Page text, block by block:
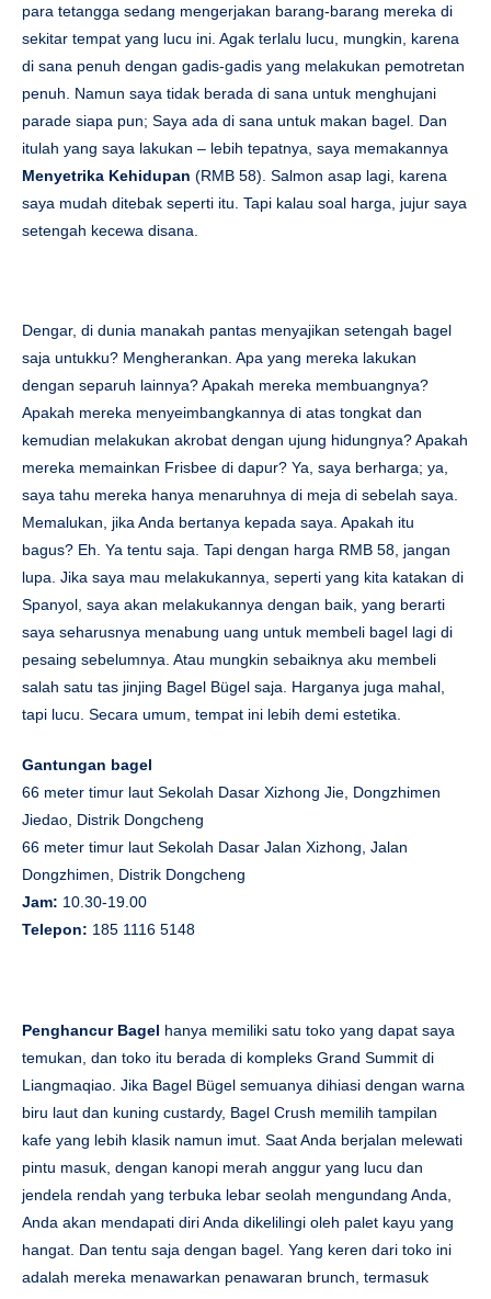
para tetangga sedang mengerjakan barang-barang mereka di
sekitar tempat yang lucu ini. Agak terlalu lucu, mungkin, karena
di sana penuh dengan gadis-gadis yang melakukan pemotretan
penuh. Namun saya tidak berada di sana untuk menghujani
parade siapa pun; Saya ada di sana untuk makan bagel. Dan
itulah yang saya lakukan – lebih tepatnya, saya memakannya
Menyetrika Kehidupan (RMB 58). Salmon asap lagi, karena
saya mudah ditebak seperti itu. Tapi kalau soal harga, jujur ​​saya
setengah kecewa disana.
Dengar, di dunia manakah pantas menyajikan setengah bagel
saja untukku? Mengherankan. Apa yang mereka lakukan
dengan separuh lainnya? Apakah mereka membuangnya?
Apakah mereka menyeimbangkannya di atas tongkat dan
kemudian melakukan akrobat dengan ujung hidungnya? Apakah
mereka memainkan Frisbee di dapur? Ya, saya berharga; ya,
saya tahu mereka hanya menaruhnya di meja di sebelah saya.
Memalukan, jika Anda bertanya kepada saya. Apakah itu
bagus? Eh. Ya tentu saja. Tapi dengan harga RMB 58, jangan
lupa. Jika saya mau melakukannya, seperti yang kita katakan di
Spanyol, saya akan melakukannya dengan baik, yang berarti
saya seharusnya menabung uang untuk membeli bagel lagi di
pesaing sebelumnya. Atau mungkin sebaiknya aku membeli
salah satu tas jinjing Bagel Bügel saja. Harganya juga mahal,
tapi lucu. Secara umum, tempat ini lebih demi estetika.
Gantungan bagel
66 meter timur laut Sekolah Dasar Xizhong Jie, Dongzhimen
Jiedao, Distrik Dongcheng
66 meter timur laut Sekolah Dasar Jalan Xizhong, Jalan
Dongzhimen, Distrik Dongcheng
Jam: 10.30-19.00
Telepon: 185 1116 5148
Penghancur Bagel hanya memiliki satu toko yang dapat saya
temukan, dan toko itu berada di kompleks Grand Summit di
Liangmaqiao. Jika Bagel Bügel semuanya dihiasi dengan warna
biru laut dan kuning custardy, Bagel Crush memilih tampilan
kafe yang lebih klasik namun imut. Saat Anda berjalan melewati
pintu masuk, dengan kanopi merah anggur yang lucu dan
jendela rendah yang terbuka lebar seolah mengundang Anda,
Anda akan mendapati diri Anda dikelilingi oleh palet kayu yang
hangat. Dan tentu saja dengan bagel. Yang keren dari toko ini
adalah mereka menawarkan penawaran brunch, termasuk